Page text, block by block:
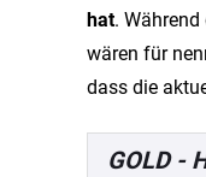
hat.
wären für
dass die
GOLD -